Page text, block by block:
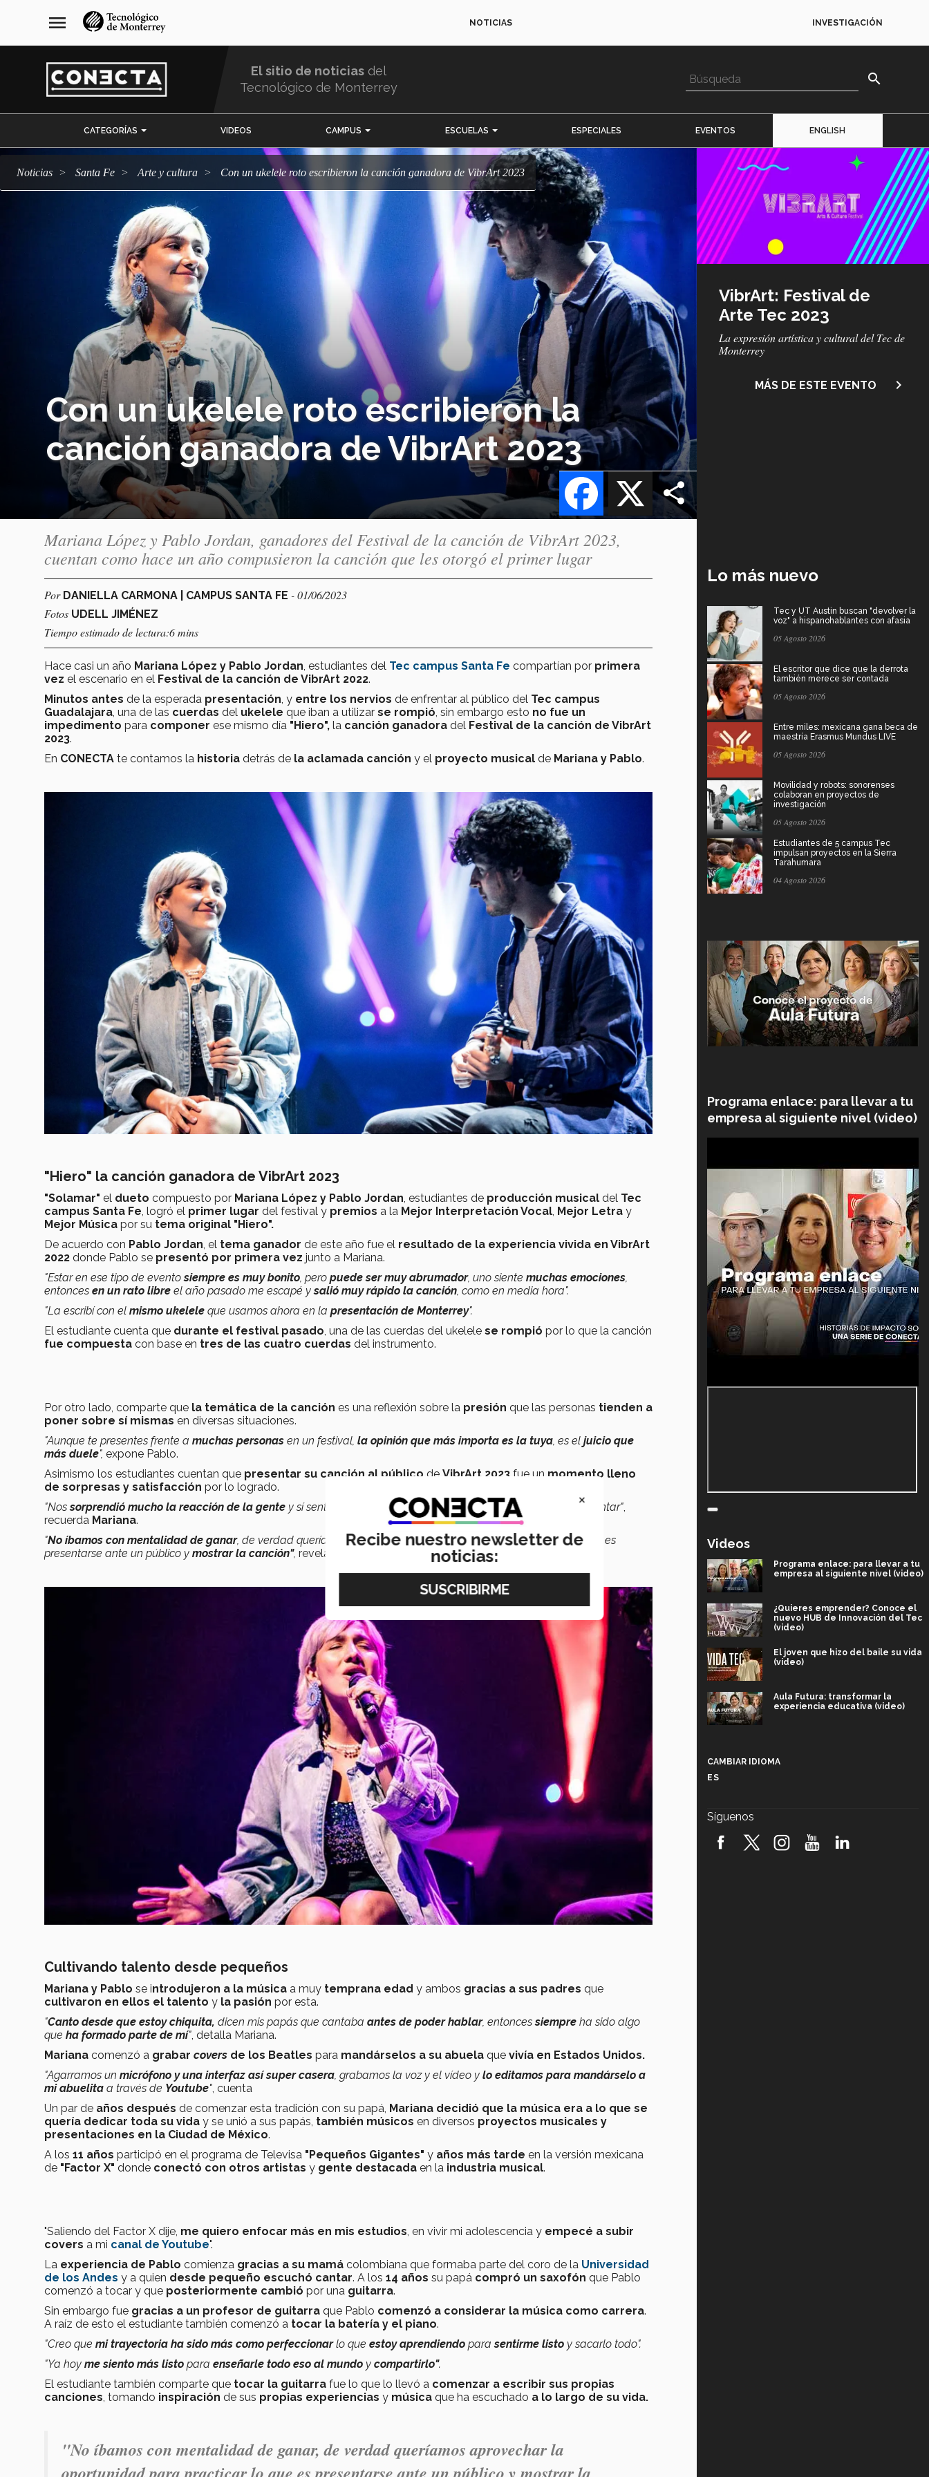
navegación
principal
menu NOTICIAS INVESTIGACIÓN
El sitio de noticias del
Tecnológico de Monterrey
search
CATEGORÍAS VIDEOS CAMPUS ESCUELAS ESPECIALES EVENTOS ENGLISH
Noticias Santa Fe arte y cultura Con un ukelele roto escribieron la canción ganadora de VibrArt 2023
Con un ukelele roto escribieron la
canción ganadora de VibrArt 2023
X
Facebook
Imagen
logo
VibrArt: Festival de
Arte Tec 2023
Subtítulo
La expresión artística y cultural del Tec de
Monterrey
MÁS DE ESTE EVENTO navigate_next
Mariana López y Pablo Jordan, ganadores del Festival de la canción de VibrArt 2023,
cuentan como hace un año compusieron la canción que les otorgó el primer lugar
Por DANIELLA CARMONA | CAMPUS SANTA FE - 01/06/2023
Fotos UDELL JIMÉNEZ
Tiempo estimado de lectura:6 mins
Hace casi un año Mariana López y Pablo Jordan, estudiantes del Tec campus Santa Fe compartían por primera
vez el escenario en el Festival de la canción de VibrArt 2022.
Minutos antes de la esperada presentación, y entre los nervios de enfrentar al público del Tec campus
Guadalajara, una de las cuerdas del ukelele que iban a utilizar se rompió, sin embargo esto no fue un
impedimento para componer ese mismo día "Hiero", la canción ganadora del Festival de la canción de VibrArt
2023.
En CONECTA te contamos la historia detrás de la aclamada canción y el proyecto musical de Mariana y Pablo.
"Hiero" la canción ganadora de VibrArt 2023
"Solamar" el dueto compuesto por Mariana López y Pablo Jordan, estudiantes de producción musical del Tec
campus Santa Fe, logró el primer lugar del festival y premios a la Mejor Interpretación Vocal, Mejor Letra y
Mejor Música por su tema original "Hiero".
De acuerdo con Pablo Jordan, el tema ganador de este año fue el resultado de la experiencia vivida en VibrArt
2022 donde Pablo se presentó por primera vez junto a Mariana.
"Estar en ese tipo de eventosiempre es muy bonito, pero puede ser muy abrumador, uno siente muchas emociones,
entonces en un rato libre el año pasado me escapé ysalió muy rápido la canción, como en media hora".
"La escribí con el mismo ukelele que usamos ahora en la presentación de Monterrey".
El estudiante cuenta que durante el festival pasado, una de las cuerdas del ukelele se rompió por lo que la canción
fue compuesta con base en tres de las cuatro cuerdas del instrumento.
Por otro lado, comparte que la temática de la canción es una reflexión sobre la presión que las personas tienden a
poner sobre sí mismas en diversas situaciones.
"Aunque te presentes frente a muchas personas en un festival, la opinión que más importa es la tuya, es el juicio que
más duele", expone Pablo.
Asimismo los estudiantes cuentan que presentar su canción al público de VibrArt 2023 fue un momento lleno
de sorpresas y satisfacción por lo logrado.
"Nossorprendió mucho la reacción de la gente y sí sentimos la ovación del público cuando terminamos de cantar",
recuerda Mariana.
"No íbamos con mentalidad de ganar, de verdad queríamosaprovechar la oportunidad para practicar lo que es
presentarse ante un público y mostrar la canción", revela
Cultivando talento desde pequeños
Mariana y Pablo se introdujeron a la música a muy temprana edad y ambos gracias a sus padres que
cultivaron en ellos el talento y la pasión por esta.
"Canto desde que estoy chiquita, dicen mis papás que cantaba antes de poder hablar, entoncessiempre ha sido algo
que ha formado parte de mí", detalla Mariana.
Mariana comenzó a grabar covers de los Beatles para mandárselos a su abuela que vivía en Estados Unidos.
"Agarramos un micrófono y una interfaz así super casera, grabamos la voz y el vídeo y lo editamos para mandárselo a
mi abuelita a través de Youtube", cuenta
Un par de años después de comenzar esta tradición con su papá, Mariana decidió que la música era a lo que se
quería dedicar toda su vida y se unió a sus papás, también músicos en diversos proyectos musicales y
presentaciones en la Ciudad de México.
A los 11 años participó en el programa de Televisa "Pequeños Gigantes" y años más tarde en la versión mexicana
de "Factor X" donde conectó con otros artistas y gente destacada en la industria musical.
"Saliendo del Factor X dije, me quiero enfocar más en mis estudios, en vivir mi adolescencia y empecé a subir
covers a mi canal de Youtube".
La experiencia de Pablo comienza gracias a su mamá colombiana que formaba parte del coro de la Universidad
de los Andes y a quien desde pequeño escuchó cantar. A los 14 años su papá compró un saxofón que Pablo
comenzó a tocar y que posteriormente cambió por una guitarra.
Sin embargo fue gracias a un profesor de guitarra que Pablo comenzó a considerar la música como carrera.
A raíz de esto el estudiante también comenzó a tocar la batería y el piano.
"Creo que mi trayectoria ha sido más como perfeccionarlo que estoy aprendiendo para sentirme listo y sacarlo todo".
"Ya hoy me siento más listo para enseñarle todo eso al mundo y compartirlo".
El estudiante también comparte que tocar la guitarra fue lo que lo llevó a comenzar a escribir sus propias
canciones, tomando inspiración de sus propias experiencias y música que ha escuchado a lo largo de su vida.
"No íbamos con mentalidad de ganar, de verdad queríamos aprovechar la
Lo más nuevo
Tec y UT Austin buscan "devolver la
voz" a hispanohablantes con afasia
05 Agosto 2026
El escritor que dice que la derrota
también merece ser contada
05 Agosto 2026
Entre miles: mexicana gana beca de
maestría Erasmus Mundus LIVE
05 Agosto 2026
Movilidad y robots: sonorenses
colaboran en proyectos de
investigación
05 Agosto 2026
Estudiantes de 5 campus Tec
impulsan proyectos en la Sierra
Tarahumara
04 Agosto 2026
Programa enlace: para llevar a tu
empresa al siguiente nivel (video)
Videos
Programa enlace: para llevar a tu
empresa al siguiente nivel (video)
¿Quieres emprender? Conoce el
nuevo HUB de Innovación del Tec
(video)
El joven que hizo del baile su vida
(video)
Aula Futura: transformar la
experiencia educativa (video)
robótica FIRST 2026! (video)
CAMBIAR IDIOMA
ES
Síguenos
×
Recibe nuestro newsletter de
noticias: